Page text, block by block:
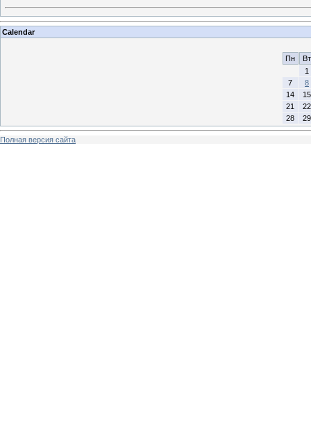
Calendar
Пн
Вт
1
7
8
14
15
21
22
28
29
Полная версия сайта